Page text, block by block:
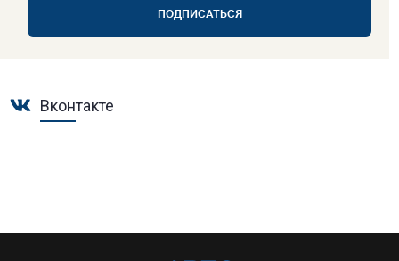
ПОДПИСАТЬСЯ
Вконтакте